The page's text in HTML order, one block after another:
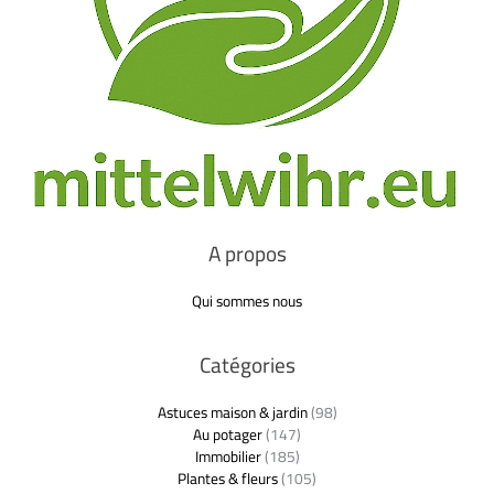
A propos
Qui sommes nous
Catégories
Astuces maison & jardin(98)
Au potager(147)
Immobilier(185)
Plantes & fleurs(105)